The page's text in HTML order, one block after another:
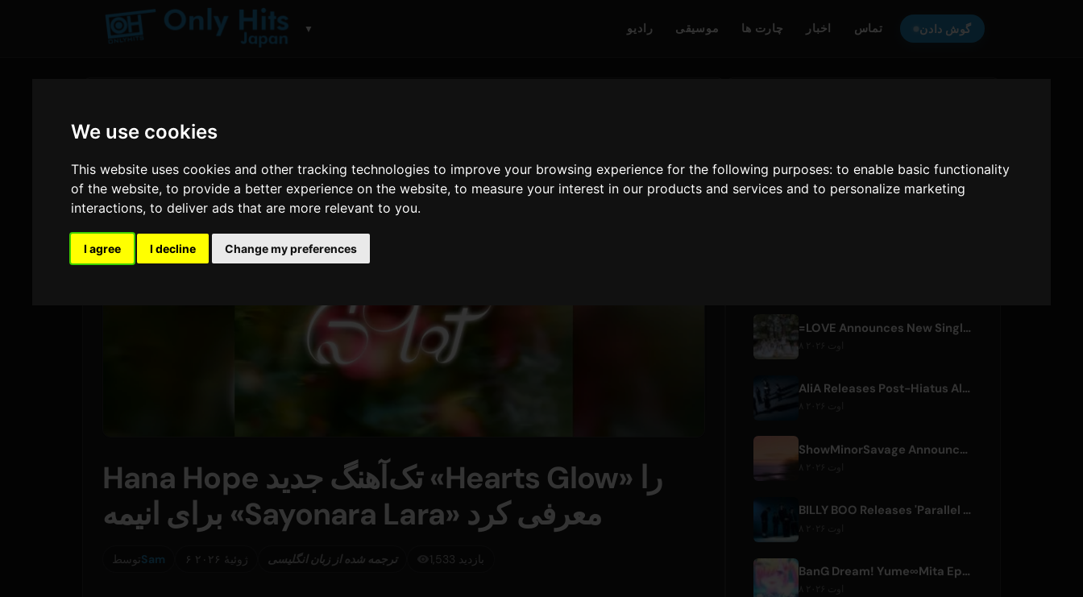
We use cookies
This website uses cookies and other tracking technologies to improve your browsing experience for the following purposes:to enable basic functionality
of the website,to provide a better experience on the website,to measure your interest in our products and services and to personalize marketing
interactions,to deliver ads that are more relevant to you.
I agree I decline Change my preferences
▼ رادیو موسیقی چارت ها اخبار تماس گوش دادن
Hana Hope تک‌آهنگ جدید «Hearts Glow» را
برای انیمه «Sayonara Lara» معرفی کرد
توسطSam ۶ ژوئیهٔ ۲۰۲۶ ترجمه شده از زبان انگلیسی 1,533 بازدید
Only Hits Japan
=LOVE Announces New Single 'Koi, Hajimemashita.' and Tokyo Dome Concerts
AliA Releases Post-Hiatus Album 'mate', Announces Tokyo Live
ShowMinorSavage Announces New Digital Single 'Gradation'
BILLY BOO Releases 'Parallel Night-EP' Featuring TV Drama Theme Song
BanG Dream! Yume∞Mita Episode 8 Live Clip Released